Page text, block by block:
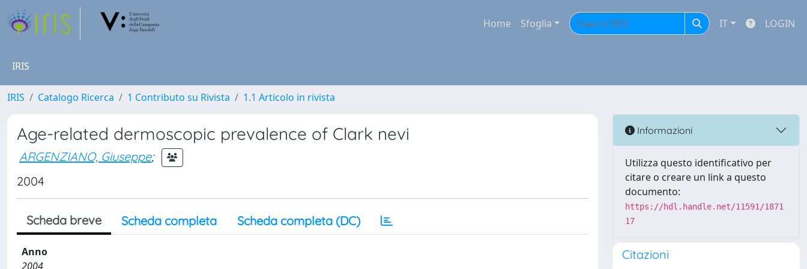
Home Sfoglia IT LOGIN
IRIS
IRIS Catalogo Ricerca 1 Contributo su Rivista 1.1 Articolo in rivista
Age-related dermoscopic prevalence of Clark nevi
ARGENZIANO, Giuseppe;
2004
Scheda breve Scheda completa Scheda completa (DC)
Anno
2004
Informazioni
Utilizza questo identificativo per
citare o creare un link a questo
documento:
https://hdl.handle.net/11591/1871
17
Citazioni